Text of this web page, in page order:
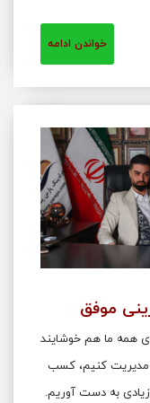
خواندن ادامه
موفق
همه ما هم خوشایند
مدیریت کنیم، کسب
به دست آوریم.